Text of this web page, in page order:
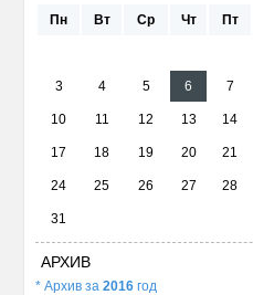
Пн Вт Ср Чт Пт
3 4 5 6 7
10 11 12 13 14
17 18 19 20 21
24 25 26 27 28
31
АРХИВ
* Архив за 2016 год